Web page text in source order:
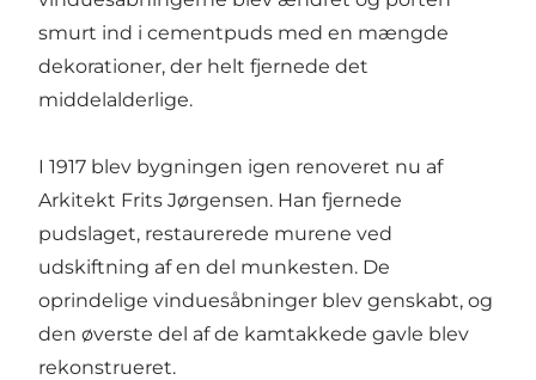
smurt ind i cementpuds med en mængde
dekorationer, der helt fjernede det
middelalderlige.
I 1917 blev bygningen igen renoveret nu af
Arkitekt Frits Jørgensen. Han fjernede
pudslaget, restaurerede murene ved
udskiftning af en del munkesten. De
oprindelige vinduesåbninger blev genskabt, og
den øverste del af de kamtakkede gavle blev
rekonstrueret.